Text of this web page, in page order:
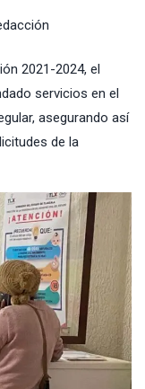
2021-2024, el
servicios en el
asegurando así
de la